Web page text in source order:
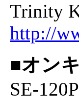
Trinity
http://
■オン
SE-